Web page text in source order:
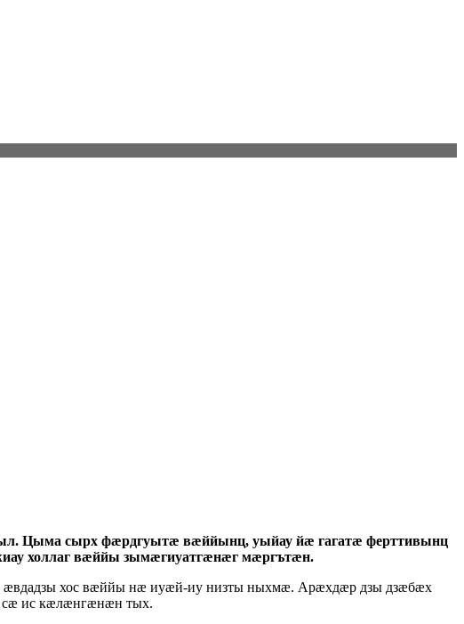
Цыма сырх фӕрдгуытӕ вӕййынц, уыйау йӕ гагатӕ ферттивынц
холлаг вӕййы зымӕгиуатгӕнӕг мӕргътӕн.
хос вӕййы нӕ иуӕй-иу низты ныхмӕ. Арӕхдӕр дзы дзӕбӕх
ис кӕлӕнгӕнӕн тых.